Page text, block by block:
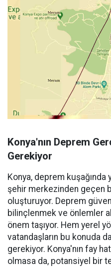
Konya'nın Deprem
Gerekiyor
Konya, deprem kuşağında
şehir merkezinden geçen
oluşturuyor. Deprem
bilinçlenmek ve önlemler
önem taşıyor. Hem yerel
vatandaşların bu konuda
gerekiyor. Konya'nın fay
olmasa da, potansiyel bir